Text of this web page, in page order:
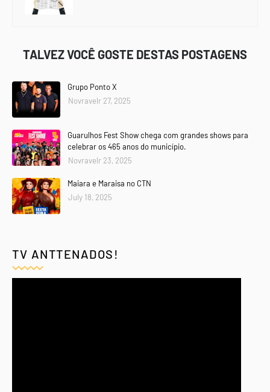
TALVEZ VOCÊ GOSTE DESTAS POSTAGENS
Grupo Ponto X
Novravelr 27, 2025
Guarulhos Fest Show chega com grandes shows para
celebrar os 465 anos do município.
Novravelr 23, 2025
Maiara e Maraisa no CTN
July 18, 2025
TV ANTTENADOS!